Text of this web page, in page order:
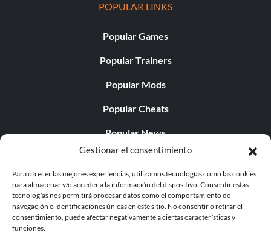
Gestionar el consentimiento
Para ofrecer las mejores experiencias, utilizamos tecnologías como las cookies
para almacenar y/o acceder a la información del dispositivo. Consentir estas
tecnologías nos permitirá procesar datos como el comportamiento de
navegación o identificaciones únicas en este sitio. No consentir o retirar el
consentimiento, puede afectar negativamente a ciertas características y
funciones.
POPULAR LINKS
Popular Games
Popular Trainers
Popular Mods
Popular Cheats
Popular News
Popular Editorials
Popular Free Games
LATEST UPDATES